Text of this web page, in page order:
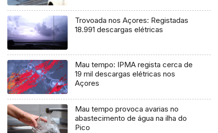
Trovoada nos Açores: Registadas
18.991 descargas elétricas
Mau tempo: IPMA regista cerca de
19 mil descargas elétricas nos
Açores
Mau tempo provoca avarias no
abastecimento de água na ilha do
Pico